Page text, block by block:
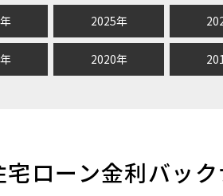
2025年
2020年
ローン金利バック